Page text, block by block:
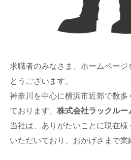
求職者のみなさま、ホームペー
とうございます。
神奈川を中心に横浜市近郊で数多
ております、 株式会社ラックルー
当社は、ありがたいことに現在様
いただいており、おかげさまで業